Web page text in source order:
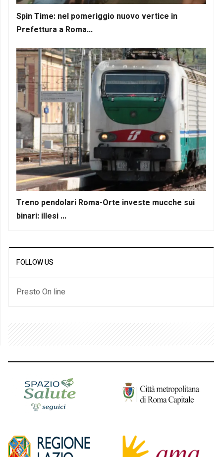
Spin Time: nel pomeriggio nuovo vertice in
Prefettura a Roma...
Treno pendolari Roma-Orte investe mucche sui
binari: illesi ...
FOLLOW US
Presto On line